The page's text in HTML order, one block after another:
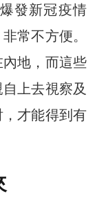
發新冠疫情
常不方便。
地，而這些
上去視察及
才能得到有